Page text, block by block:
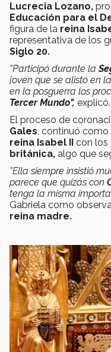
Lucrecia Lozano,
Educación para el
figura de la reina
representativa de los
Siglo 20.
"Participó durante la
joven que se alistó en
en la posguerra los
Tercer Mundo", explicó.
El proceso de
Gales, continuó
reina Isabel II
con los
británica, algo que
"Ella siempre insistió
parece que quizás con
tenga la misma
Gabriela como
reina madre.